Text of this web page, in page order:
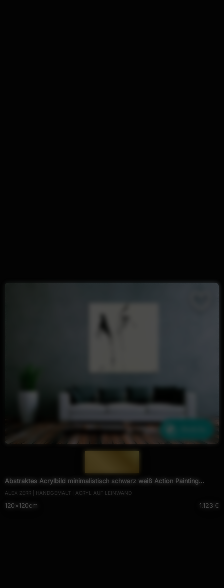
Abstraktes Acrylbild minimalistisch schwarz weiß Action Painting
Modern Art zeitgenössisch
ALEX ZERR | HANDGEMALT | ACRYL AUF LEINWAND
120×120cm 1.123 €